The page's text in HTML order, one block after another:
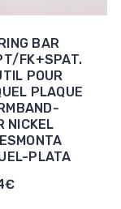
BAR
FK+SPAT.
POUR
PLAQUE
NICKEL
PLATA